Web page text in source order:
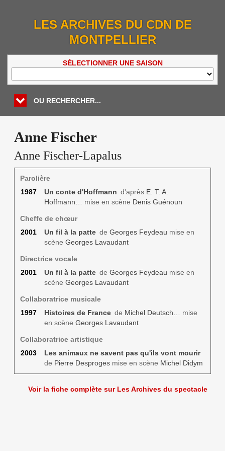
LES ARCHIVES DU CDN DE
MONTPELLIER
SÉLECTIONNER UNE SAISON
OU RECHERCHER...
Anne Fischer
Anne Fischer-Lapalus
Parolière
1987
Un conte d'Hoffmann d'après E. T. A.
Hoffmann… mise en scène Denis Guénoun
Cheffe de chœur
2001
Un fil à la pattede Georges Feydeau mise en
scène Georges Lavaudant
Directrice vocale
2001
Un fil à la pattede Georges Feydeau mise en
scène Georges Lavaudant
Collaboratrice musicale
1997
Histoires de Francede Michel Deutsch… mise
en scène Georges Lavaudant
Collaboratrice artistique
2003
Les animaux ne savent pas qu'ils vont mourir
de Pierre Desprogesmise en scène Michel Didym
Voir la fiche complète sur Les Archives du spectacle